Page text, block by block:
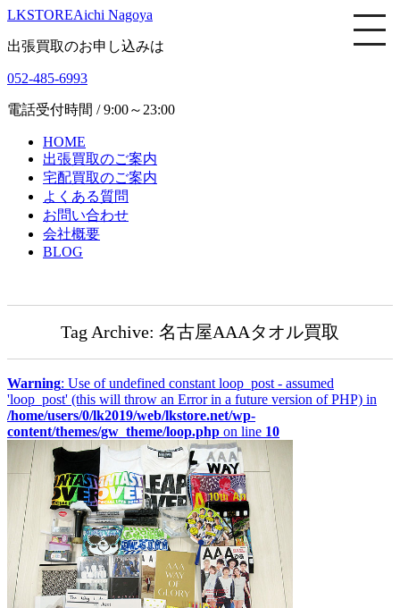
LKSTOREAichi Nagoya
出張買取のお申し込みは
052-485-6993
電話受付時間 / 9:00～23:00
HOME
出張買取のご案内
宅配買取のご案内
よくある質問
お問い合わせ
会社概要
BLOG
Tag Archive: 名古屋AAAタオル買取
Warning: Use of undefined constant loop_post - assumed
'loop_post' (this will throw an Error in a future version of PHP) in
/home/users/0/lk2019/web/lkstore.net/wp-
content/themes/gw_theme/loop.php on line 10